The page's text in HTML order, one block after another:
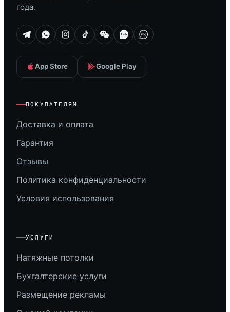
года.
App Store Google Play
ПОКУПАТЕЛЯМ
Доставка и оплата
Гарантия
Отзывы
Политика конфиденциальности
Условия использования
УСЛУГИ
Натяжные потолки
Бухгалтерские услуги
Размещение рекламы